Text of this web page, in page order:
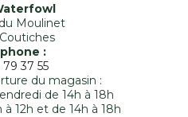
Moulinet
:
79 37 55
du magasin :
de 14h à 18h
12h et de 14h à 18h